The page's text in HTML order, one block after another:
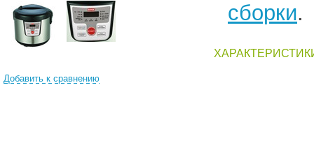
Добавить к сравнению
сборки.